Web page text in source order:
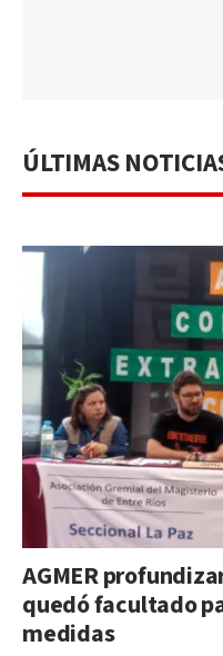
ÚLTIMAS
AGMER
quedó facultado
medidas